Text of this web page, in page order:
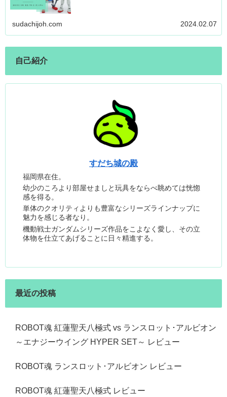
sudachijoh.com 2024.02.07
自己紹介
すだち城の殿
福岡県在住。
幼少のころより部屋せましと玩具をならべ眺めては恍惚
感を得る。
単体のクオリティよりも豊富なシリーズラインナップに
魅力を感じる者なり。
機動戦士ガンダムシリーズ作品をこよなく愛し、その立
体物を仕立てあげることに日々精進する。
最近の投稿
ROBOT魂 紅蓮聖天八極式 vs ランスロット･アルビオン
～エナジーウイング HYPER SET～ レビュー
ROBOT魂 ランスロット･アルビオン レビュー
ROBOT魂 紅蓮聖天八極式 レビュー